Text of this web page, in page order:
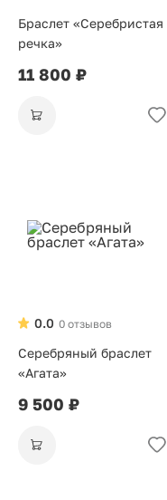
Браслет «Серебристая
речка»
11 800 ₽
0 отзывов
0.0
Серебряный браслет
«Агата»
9 500 ₽